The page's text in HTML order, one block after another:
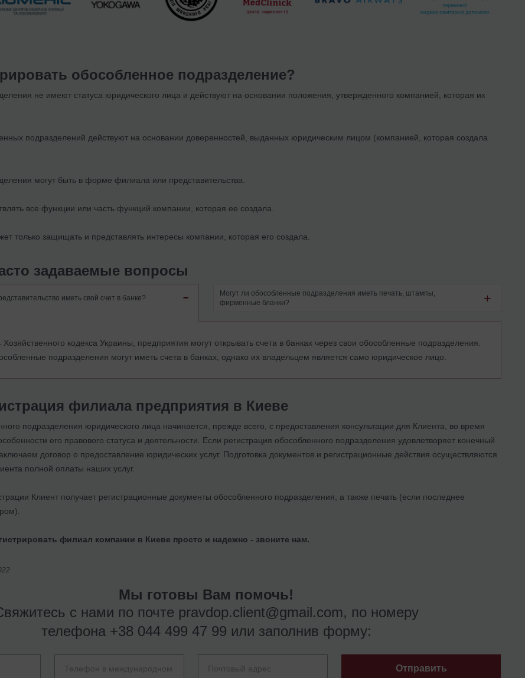
обособленное подразделение?
не имеют статуса юридического лица и действуют на основании положения, утвержденного компанией, которая их
подразделений действуют на основании доверенностей, выданных юридическим лицом (компанией, которая создала
могут быть в форме филиала или представительства.
все функции или часть функций компании, которая ее создала.
только защищать и представлять интересы компании, которая его создала.
задаваемые вопросы
иметь свой счет в банке?
Могут ли обособленные подразделения иметь печать, штампы,
фирменные бланки?
Хозяйственного кодекса Украины, предприятия могут открывать счета в банках через свои обособленные подразделения.
подразделения могут иметь счета в банках, однако их владельцем является само юридическое лицо.
филиала предприятия в Киеве
подразделения юридического лица начинается, прежде всего, с предоставления консультации для Клиента, во время
его правового статуса и деятельности. Если регистрация обособленного подразделения удовлетворяет конечный
договор о предоставление юридических услуг. Подготовка документов и регистрационные действия осуществляются
полной оплаты наших услуг.
Клиент получает регистрационные документы обособленного подразделения, а также печать (если последнее
филиал компании в Киеве просто и надежно - звоните нам.
Мы готовы Вам помочь!
с нами по почте pravdop.client@gmail.com, по номеру
телефона +38 044 499 47 99 или заполнив форму:
Отправить